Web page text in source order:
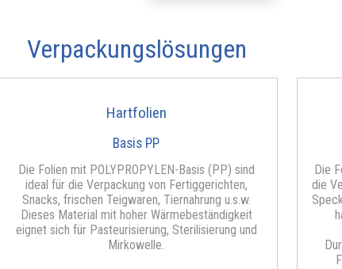
Verpackungslösungen
Hartfolien
Basis PP
Die Folien mit POLYPROPYLEN-Basis (PP) sind
ideal für die Verpackung von Fertiggerichten,
Snacks, frischen Teigwaren, Tiernahrung u.s.w.
Dieses Material mit hoher Wärmebeständigkeit
eignet sich für Pasteurisierung, Sterilisierung und
Mirkowelle.
Die
die